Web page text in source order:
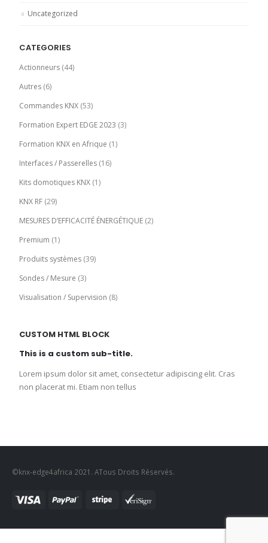
Uncategorized
CATEGORIES
Actionneurs (44)
Autres (6)
Commandes KNX (53)
Formation Expert EDGE 2023 (3)
Formation KNX en Afrique (1)
Interfaces / Passerelles (16)
Kits domotiques KNX (1)
KNX RF (29)
MESURES D’EFFICACITÉ ÉNERGÉTIQUE (2)
Premium (1)
Produits systèmes (39)
Sondes / Mesure (3)
Visualisation / Supervision (8)
CUSTOM HTML BLOCK
This is a custom sub-title.
Lorem ipsum dolor sit amet, consectetur adipiscing elit. Cras
non placerat mi. Etiam non tellus
©knx-edge4africa 2021. ATous Droits Réservés.